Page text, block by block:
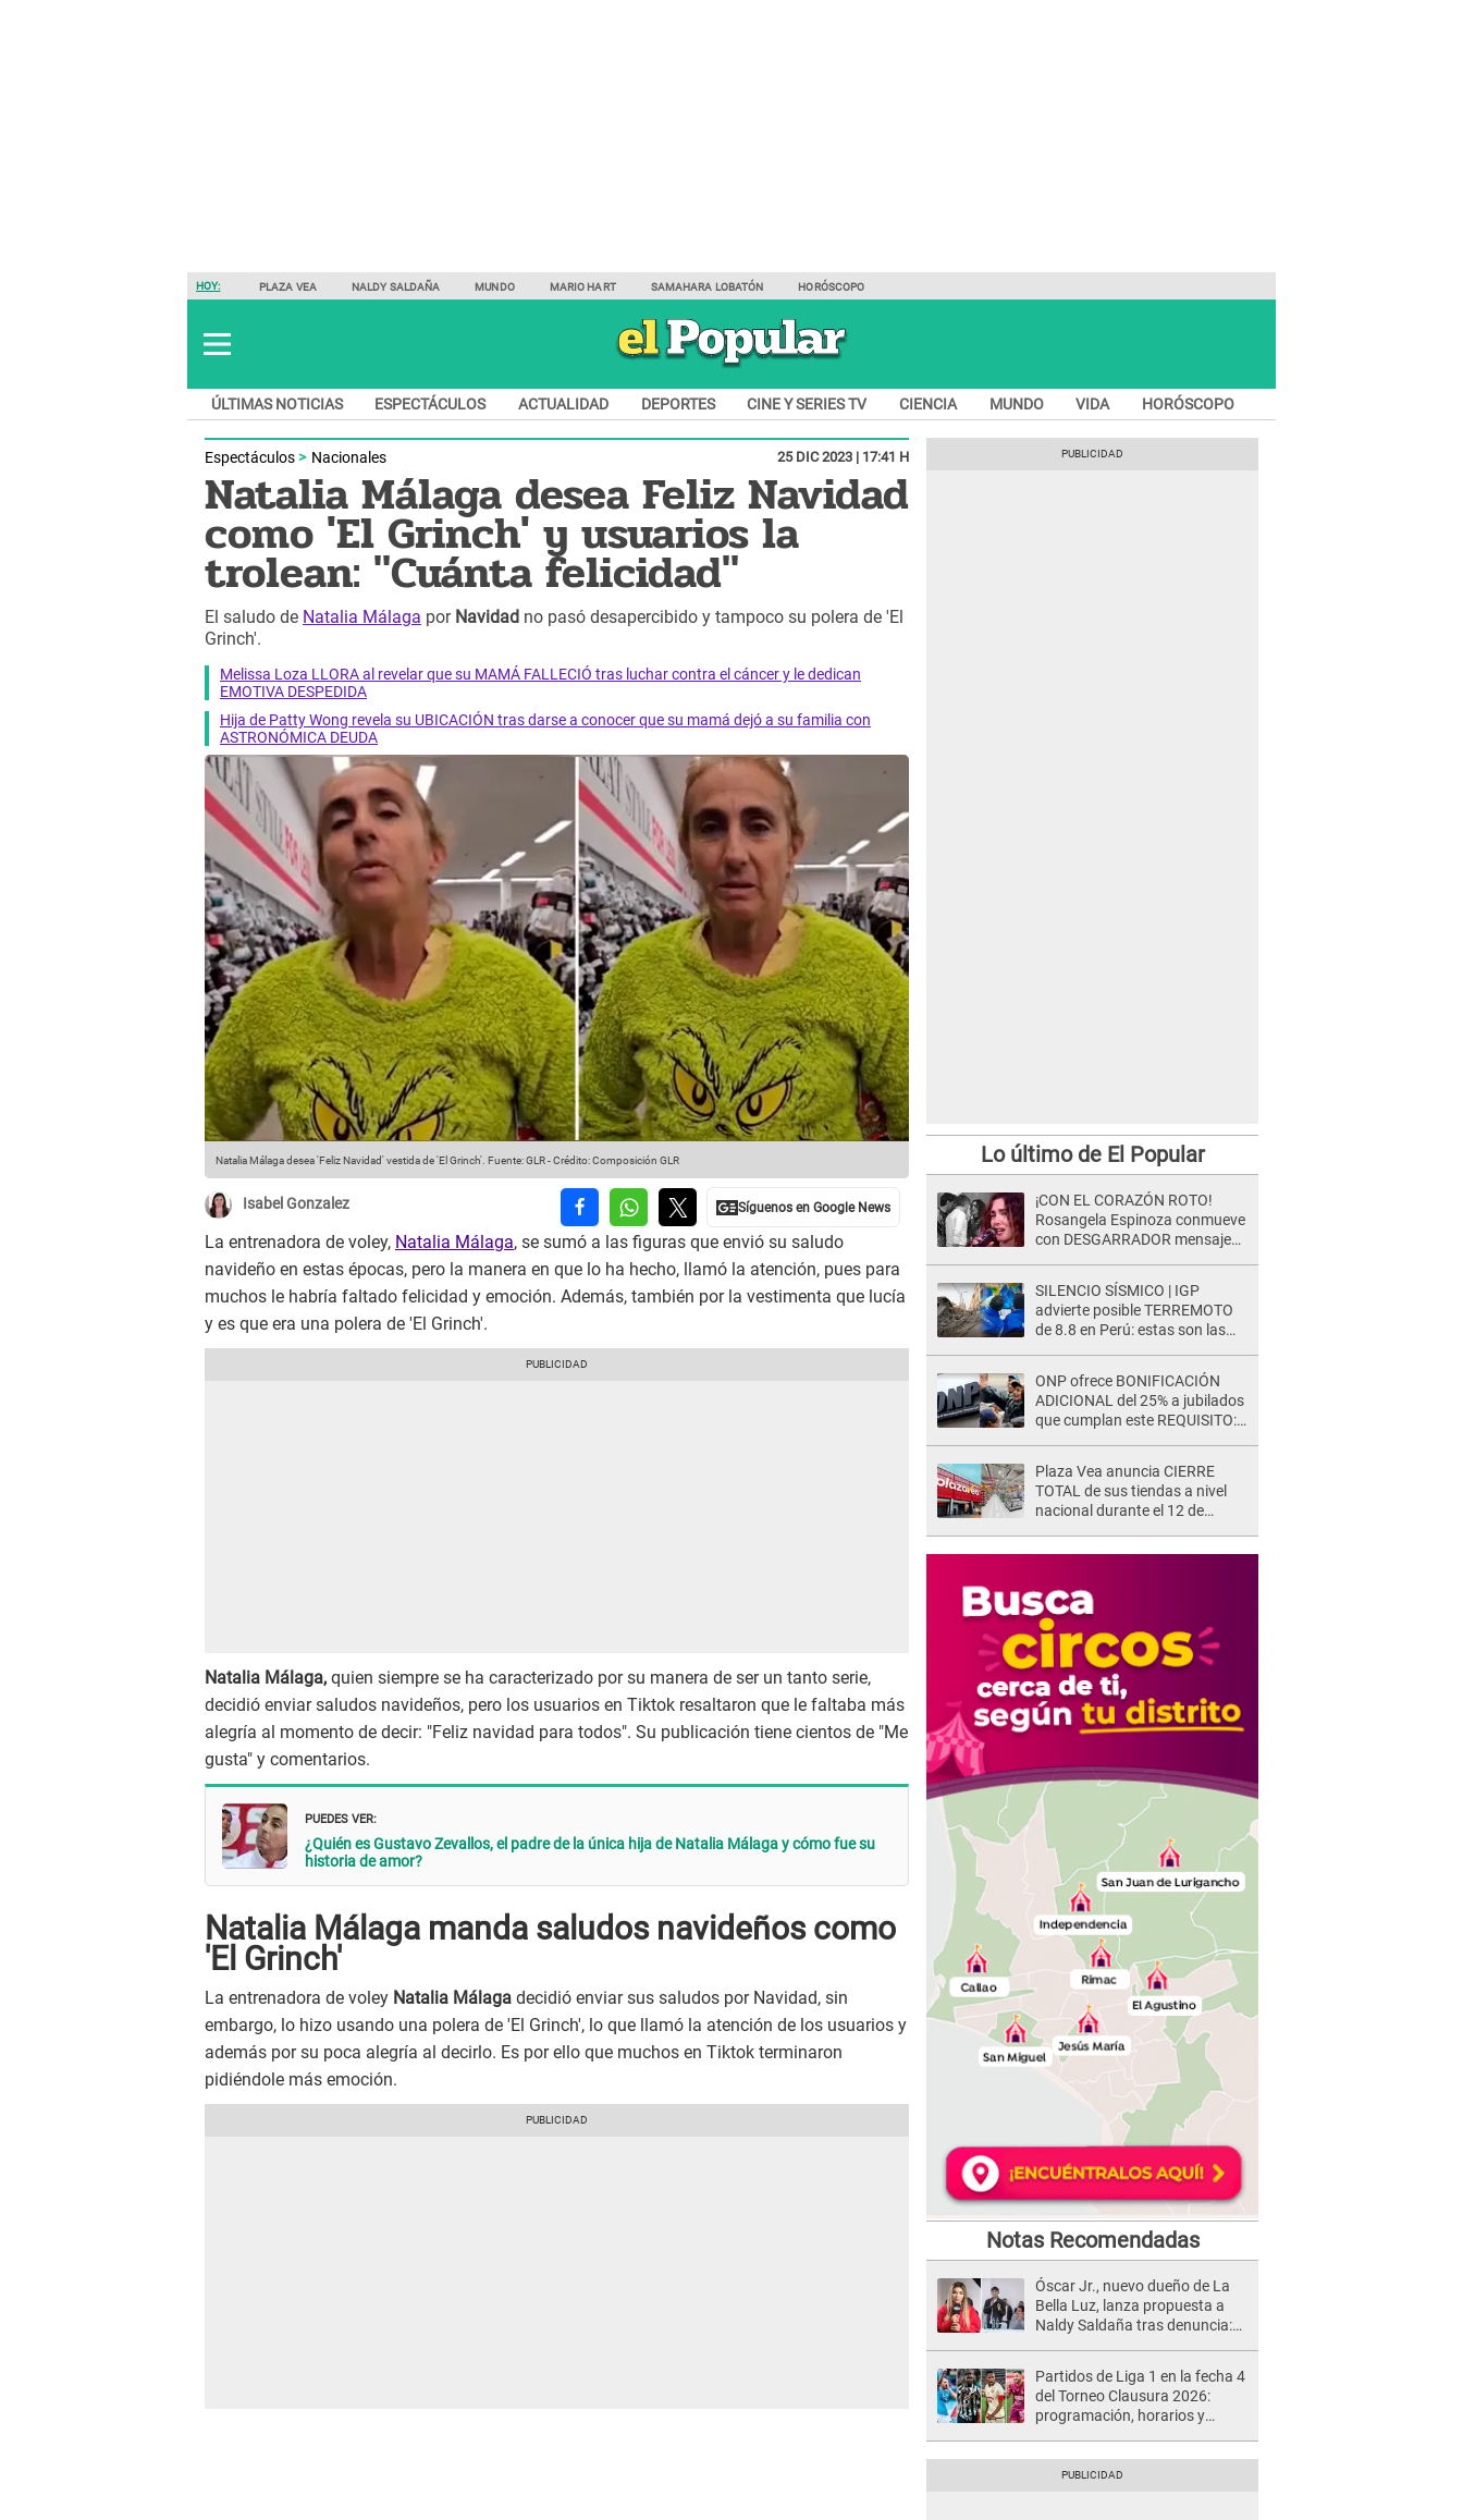
HOY: PLAZA VEA NALDY SALDAÑA MUNDO MARIO HART SAMAHARA LOBATÓN HORÓSCOPO
ÚLTIMAS NOTICIAS ESPECTÁCULOS ACTUALIDAD DEPORTES CINE Y SERIES TV CIENCIA MUNDO VIDA HORÓSCOPO
Espectáculos Nacionales 25 DIC 2023 | 17:41 H
Natalia Málaga desea Feliz Navidad
como 'El Grinch' y usuarios la
trolean: "Cuánta felicidad"
El saludo de Natalia Málaga por Navidad no pasó desapercibido y tampoco su polera de 'El
Grinch'.
Melissa Loza LLORA al revelar que su MAMÁ FALLECIÓ tras luchar contra el cáncer y le dedican
EMOTIVA DESPEDIDA
Hija de Patty Wong revela su UBICACIÓN tras darse a conocer que su mamá dejó a su familia con
ASTRONÓMICA DEUDA
Natalia Málaga desea 'Feliz Navidad' vestida de 'El Grinch'. Fuente: GLR-Crédito: Composición GLR
Isabel Gonzalez
La entrenadora de voley, Natalia Málaga, se sumó a las figuras que envió su saludo
navideño en estas épocas, pero la manera en que lo ha hecho, llamó la atención, pues para
muchos le habría faltado felicidad y emoción. Además, también por la vestimenta que lucía
y es que era una polera de 'El Grinch'.
Natalia Málaga, quien siempre se ha caracterizado por su manera de ser un tanto serie,
decidió enviar saludos navideños, pero los usuarios en Tiktok resaltaron que le faltaba más
alegría al momento de decir: "Feliz navidad para todos". Su publicación tiene cientos de "Me
gusta" y comentarios.
PUEDES VER:
¿Quién es Gustavo Zevallos, el padre de la única hija de Natalia Málaga y cómo fue su
historia de amor?
Natalia Málaga manda saludos navideños como
'El Grinch'
La entrenadora de voley Natalia Málaga decidió enviar sus saludos por Navidad, sin
embargo, lo hizo usando una polera de 'El Grinch', lo que llamó la atención de los usuarios y
además por su poca alegría al decirlo. Es por ello que muchos en Tiktok terminaron
pidiéndole más emoción.
Lo último de El Popular
¡CON EL CORAZÓN ROTO!
Rosangela Espinoza conmueve
con DESGARRADOR mensaje
SILENCIO SÍSMICO | IGP
advierte posible TERREMOTO
de 8.8 en Perú: estas son las
ONP ofrece BONIFICACIÓN
ADICIONAL del 25% a jubilados
que cumplan este REQUISITO:
Plaza Vea anuncia CIERRE
TOTAL de sus tiendas a nivel
nacional durante el 12 de
Notas Recomendadas
Óscar Jr., nuevo dueño de La
Bella Luz, lanza propuesta a
Naldy Saldaña tras denuncia:
Partidos de Liga 1 en la fecha 4
del Torneo Clausura 2026:
programación, horarios y